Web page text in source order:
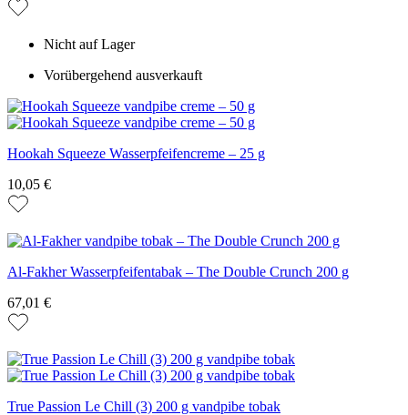
Nicht auf Lager
Vorübergehend ausverkauft
Hookah Squeeze Wasserpfeifencreme – 25 g
10,05 €
Al-Fakher Wasserpfeifentabak – The Double Crunch 200 g
67,01 €
True Passion Le Chill (3) 200 g vandpibe tobak